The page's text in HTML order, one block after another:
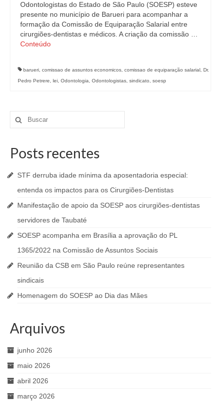
Odontologistas do Estado de São Paulo (SOESP) esteve
presente no município de Barueri para acompanhar a
formação da Comissão de Equiparação Salarial entre
cirurgiões-dentistas e médicos. A criação da comissão …
Conteúdo
barueri, comissao de assuntos economicos, comissao de equiparação salarial , Dr.
Pedro Petrere, lei, Odontologia, Odontologistas, sindicato, soesp
Buscar
por:
Posts recentes
STF derruba idade mínima da aposentadoria especial:
entenda os impactos para os Cirurgiões-Dentistas
Manifestação de apoio da SOESP aos cirurgiões-dentistas
servidores de Taubaté
SOESP acompanha em Brasília a aprovação do PL
1365/2022 na Comissão de Assuntos Sociais
Reunião da CSB em São Paulo reúne representantes
sindicais
Homenagem do SOESP ao Dia das Mães
Arquivos
junho 2026
maio 2026
abril 2026
março 2026